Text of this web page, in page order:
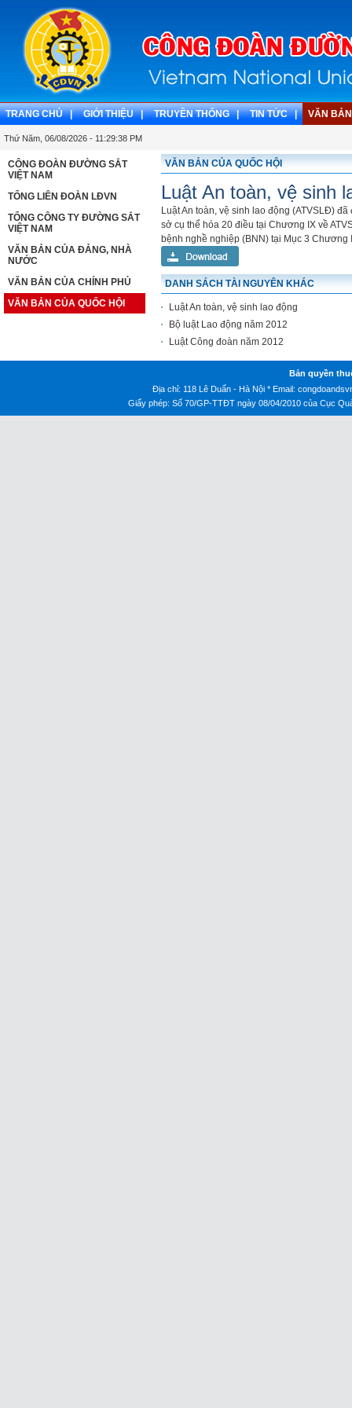
TRANG CHỦ | GIỚI THIỆU | TRUYỀN THỐNG | TIN TỨC | VĂN
Thứ Năm, 06/08/2026 - 11:29:38 PM
CÔNG ĐOÀN ĐƯỜNG SẮT
VIỆT NAM
TỔNG LIÊN ĐOÀN LĐVN
TỔNG CÔNG TY ĐƯỜNG SẮT
VIỆT NAM
VĂN BẢN CỦA ĐẢNG, NHÀ
NƯỚC
VĂN BẢN CỦA CHÍNH PHỦ
VĂN BẢN CỦA QUỐC HỘI
VĂN BẢN CỦA QUỐC HỘI
Luật An toàn, vệ sinh
Luật An toàn, vệ sinh lao động (ATVSLĐ)
sở cụ thể hóa 20 điều tại Chương IX về
bệnh nghề nghiệp (BNN) tại Mục 3 Chương
DANH SÁCH TÀI NGUYÊN KHÁC
Luật An toàn, vệ sinh lao động
Bộ luật Lao động năm 2012
Luật Công đoàn năm 2012
Bản quyền
Địa chỉ: 118 Lê Duẩn - Hà Nội * Email:
Giấy phép: Số 70/GP-TTĐT ngày 08/04/2010 của Cục